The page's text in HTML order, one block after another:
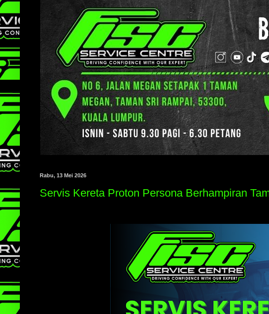
Rabu, 13 Mei 2026
Servis Kereta Proton Persona Berhampiran